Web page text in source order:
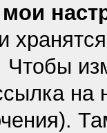
Чтобы
на